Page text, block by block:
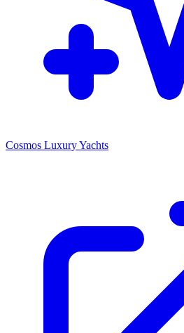
Cosmos Luxury Yachts